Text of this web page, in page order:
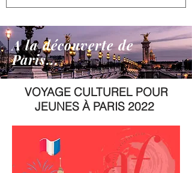
A la découverte de
Paris...
VOYAGE CULTUREL POUR
JEUNES À PARIS 2022